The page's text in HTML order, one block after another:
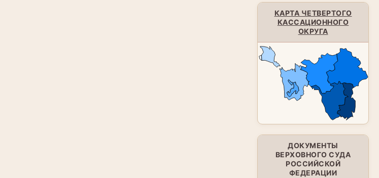
КАРТА ЧЕТВЕРТОГО
КАССАЦИОННОГО
ОКРУГА
ДОКУМЕНТЫ
ВЕРХОВНОГО СУДА
РОССИЙСКОЙ
ФЕДЕРАЦИИ